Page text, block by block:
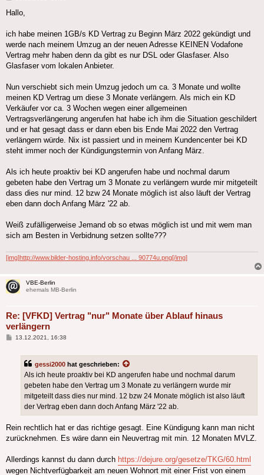
Hallo,
ich habe meinen 1GB/s KD Vertrag zu Beginn März 2022 gekündigt und
werde nach meinem Umzug an der neuen Adresse KEINEN Vodafone
Vertrag mehr haben denn da gibt es nur DSL oder Glasfaser. Also
Glasfaser vom lokalen Anbieter.
Nun verschiebt sich mein Umzug jedoch um ca. 3 Monate und wollte
meinen KD Vertrag um diese 3 Monate verlängern. Als mich ein KD
Verkäufer vor ca. 3 Wochen wegen einer allgemeinen
Vertragsverlängerung angerufen hat habe ich ihm die Situation geschildert
und er hat gesagt dass er dann eben bis Ende Mai 2022 den Vertrag
verlängern würde. Nix ist passiert und in meinem Kundencenter bei KD
steht immer noch der Kündigungstermin von Anfang März.
Als ich heute proaktiv bei KD angerufen habe und nochmal darum
gebeten habe den Vertrag um 3 Monate zu verlängern wurde mir mitgeteilt
dass dies nur mind. 12 bzw 24 Monate möglich ist also läuft der Vertrag
eben dann doch Anfang März '22 ab.
Weiß zufälligerweise Jemand ob so etwas möglich ist und mit wem man
sich am Besten in Verbidnung setzen sollte???
[img]http://www.bilder-hosting.info/vorschau ... 90774u.png[/img]
VBE-Berlin
ehemals MB-Berlin
Re: [VFKD] Vertrag "nur" Monate über Ablauf hinaus
verlängern
Beitrag
13.12.2021, 16:38
gessi2000 hat geschrieben:
Als ich heute proaktiv bei KD angerufen habe und nochmal darum
gebeten habe den Vertrag um 3 Monate zu verlängern wurde mir
mitgeteilt dass dies nur mind. 12 bzw 24 Monate möglich ist also läuft
der Vertrag eben dann doch Anfang März '22 ab.
Rein rechtlich hat er das richtige gesagt. Eine Kündigung kann man nicht
zurücknehmen. Es wäre dann ein Neuvertrag mit min. 12 Monaten MVLZ.
Allerdings kannst du dann durch https://dejure.org/gesetze/TKG/60.html
wegen Nichtverfügbarkeit am neuen Wohnort mit einer Frist von einem